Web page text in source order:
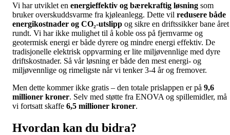
Vi har utviklet en energieffektiv og bærekraftig løsning som
bruker overskuddsvarme fra kjøleanlegg. Dette vil redusere både
energikostnader og CO₂-utslipp og sikre en driftssikker bane året
rundt. Vi har ikke mulighet til å koble oss på fjernvarme og
geotermisk energi er både dyrere og mindre energi effektiv. De
tradisjonelle elektrisk oppvarming er lite miljøvennlige med dyre
driftskostnader. Så vår løsning er både den mest energi- og
miljøvennlige og rimeligste når vi tenker 3-4 år og fremover.
Men dette kommer ikke gratis – den totale prislappen er på 9,6
millioner kroner. Selv med støtte fra ENOVA og spillemidler, må
vi fortsatt skaffe 6,5 millioner kroner.
Hvordan kan du bidra?